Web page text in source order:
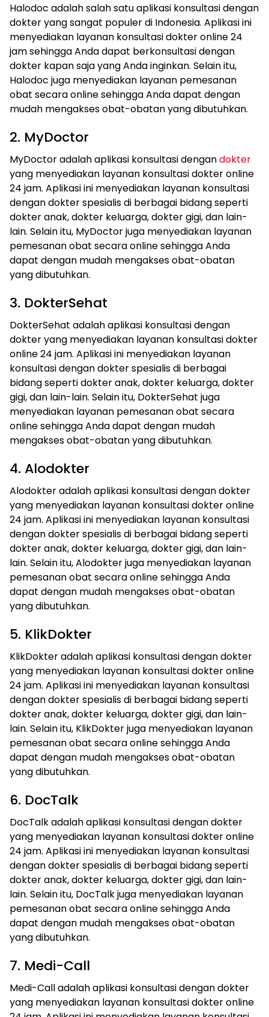
Halodoc adalah salah satu aplikasi konsultasi dengan
dokter yang sangat populer di Indonesia. Aplikasi ini
menyediakan layanan konsultasi dokter online 24
jam sehingga Anda dapat berkonsultasi dengan
dokter kapan saja yang Anda inginkan. Selain itu,
Halodoc juga menyediakan layanan pemesanan
obat secara online sehingga Anda dapat dengan
mudah mengakses obat-obatan yang dibutuhkan.
2. MyDoctor
MyDoctor adalah aplikasi konsultasi dengandokter
yang menyediakan layanan konsultasi dokter online
24 jam. Aplikasi ini menyediakan layanan konsultasi
dengan dokter spesialis di berbagai bidang seperti
dokter anak, dokter keluarga, dokter gigi, dan lain-
lain. Selain itu, MyDoctor juga menyediakan layanan
pemesanan obat secara online sehingga Anda
dapat dengan mudah mengakses obat-obatan
yang dibutuhkan.
3. DokterSehat
DokterSehat adalah aplikasi konsultasi dengan
dokter yang menyediakan layanan konsultasi dokter
online 24 jam. Aplikasi ini menyediakan layanan
konsultasi dengan dokter spesialis di berbagai
bidang seperti dokter anak, dokter keluarga, dokter
gigi, dan lain-lain. Selain itu, DokterSehat juga
menyediakan layanan pemesanan obat secara
online sehingga Anda dapat dengan mudah
mengakses obat-obatan yang dibutuhkan.
4. Alodokter
Alodokter adalah aplikasi konsultasi dengan dokter
yang menyediakan layanan konsultasi dokter online
24 jam. Aplikasi ini menyediakan layanan konsultasi
dengan dokter spesialis di berbagai bidang seperti
dokter anak, dokter keluarga, dokter gigi, dan lain-
lain. Selain itu, Alodokter juga menyediakan layanan
pemesanan obat secara online sehingga Anda
dapat dengan mudah mengakses obat-obatan
yang dibutuhkan.
5. KlikDokter
KlikDokter adalah aplikasi konsultasi dengan dokter
yang menyediakan layanan konsultasi dokter online
24 jam. Aplikasi ini menyediakan layanan konsultasi
dengan dokter spesialis di berbagai bidang seperti
dokter anak, dokter keluarga, dokter gigi, dan lain-
lain. Selain itu, KlikDokter juga menyediakan layanan
pemesanan obat secara online sehingga Anda
dapat dengan mudah mengakses obat-obatan
yang dibutuhkan.
6. DocTalk
DocTalk adalah aplikasi konsultasi dengan dokter
yang menyediakan layanan konsultasi dokter online
24 jam. Aplikasi ini menyediakan layanan konsultasi
dengan dokter spesialis di berbagai bidang seperti
dokter anak, dokter keluarga, dokter gigi, dan lain-
lain. Selain itu, DocTalk juga menyediakan layanan
pemesanan obat secara online sehingga Anda
dapat dengan mudah mengakses obat-obatan
yang dibutuhkan.
7. Medi-Call
Medi-Call adalah aplikasi konsultasi dengan dokter
yang menyediakan layanan konsultasi dokter online